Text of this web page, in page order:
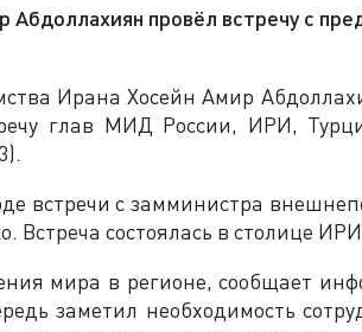
провёл встречу с
Ирана Хосейн Амир
глав МИД России, ИРИ,
встречи с замминистра
Встреча состоялась в столице
мира в регионе, сообщает
заметил необходимость